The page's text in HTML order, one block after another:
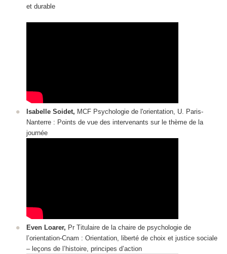
et durable
Isabelle Soidet, MCF Psychologie de l'orientation, U. Paris-
Nanterre : Points de vue des intervenants sur le thème de la
journée
Even Loarer, Pr Titulaire de la chaire de psychologie de
l’orientation-Cnam : Orientation, liberté de choix et justice sociale
‒ leçons de l’histoire, principes d’action